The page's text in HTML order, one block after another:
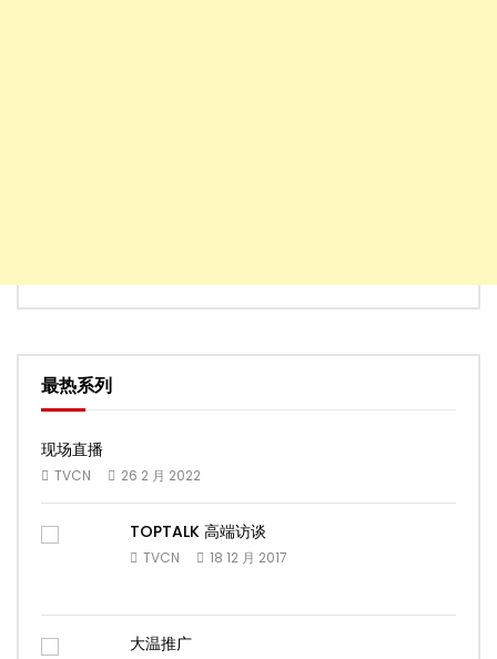
最热系列
现场直播
TVCN 26 2 月 2022
TOPTALK 高端访谈
TVCN 18 12 月 2017
大温推广